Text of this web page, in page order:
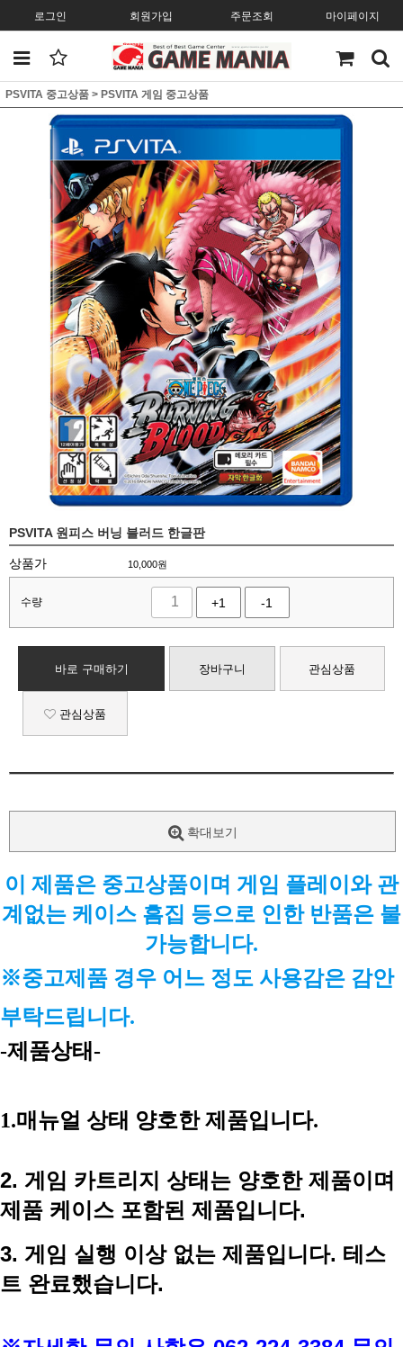
로그인 회원가입 주문조회 마이페이지
PSVITA 중고상품 > PSVITA 게임 중고상품
PSVITA 원피스 버닝 블러드 한글판
상품가 10,000원
수량 +1 -1
바로 구매하기 장바구니 관심상품
관심상품
확대보기
이 제품은 중고상품이며 게임 플레이와 관
계없는 케이스 흠집 등으로 인한 반품은 불
가능합니다.
※중고제품 경우 어느 정도 사용감은 감안
부탁드립니다.
-제품상태-
1.매뉴얼 상태 양호한 제품입니다.
2. 게임 카트리지 상태는 양호한 제품이며
제품 케이스 포함된 제품입니다.
3. 게임 실행 이상 없는 제품입니다. 테스
트 완료했습니다.